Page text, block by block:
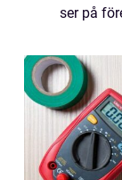
ser på
pengar,